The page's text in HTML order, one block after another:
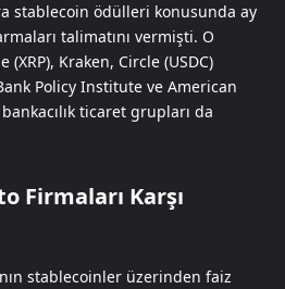
stablecoin ödülleri konusunda ay
talimatını vermişti. O
Kraken, Circle (USDC)
Policy Institute ve American
ticaret grupları da
Firmaları Karşı
stablecoinler üzerinden faiz